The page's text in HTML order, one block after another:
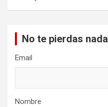
No te pierdas nada
Email
Nombre